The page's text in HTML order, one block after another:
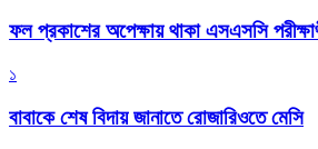
ফল প্রকাশের অপেক্ষায় থাকা এসএসসি
১
বাবাকে শেষ বিদায় জানাতে রোজারিওতে মেসি